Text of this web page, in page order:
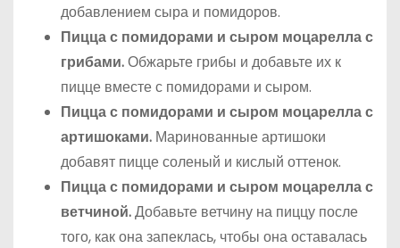
добавлением сыра и помидоров.
Пицца с помидорами и сыром моцарелла с
грибами.Обжарьте грибы и добавьте их к
пицце вместе с помидорами и сыром.
Пицца с помидорами и сыром моцарелла с
артишоками.Маринованные артишоки
добавят пицце соленый и кислый оттенок.
Пицца с помидорами и сыром моцарелла с
ветчиной.Добавьте ветчину на пиццу после
того, как она запеклась, чтобы она оставалась